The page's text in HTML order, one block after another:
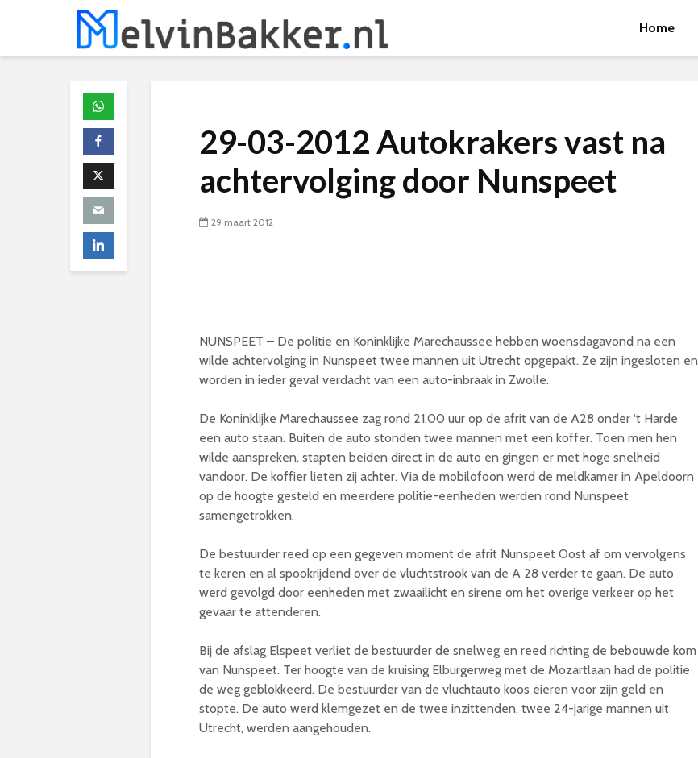
Home
29-03-2012 Autokrakers vast na
achtervolging door Nunspeet
29 maart 2012
NUNSPEET – De politie en Koninklijke Marechaussee hebben woensdagavond na een
wilde achtervolging in Nunspeet twee mannen uit Utrecht opgepakt. Ze zijn ingesloten en
worden in ieder geval verdacht van een auto-inbraak in Zwolle.
De Koninklijke Marechaussee zag rond 21.00 uur op de afrit van de A28 onder ‘t Harde
een auto staan. Buiten de auto stonden twee mannen met een koffer. Toen men hen
wilde aanspreken, stapten beiden direct in de auto en gingen er met hoge snelheid
vandoor. De koffier lieten zij achter. Via de mobilofoon werd de meldkamer in Apeldoorn
op de hoogte gesteld en meerdere politie-eenheden werden rond Nunspeet
samengetrokken.
De bestuurder reed op een gegeven moment de afrit Nunspeet Oost af om vervolgens
te keren en al spookrijdend over de vluchtstrook van de A 28 verder te gaan. De auto
werd gevolgd door eenheden met zwaailicht en sirene om het overige verkeer op het
gevaar te attenderen.
Bij de afslag Elspeet verliet de bestuurder de snelweg en reed richting de bebouwde kom
van Nunspeet. Ter hoogte van de kruising Elburgerweg met de Mozartlaan had de politie
de weg geblokkeerd. De bestuurder van de vluchtauto koos eieren voor zijn geld en
stopte. De auto werd klemgezet en de twee inzittenden, twee 24-jarige mannen uit
Utrecht, werden aangehouden.